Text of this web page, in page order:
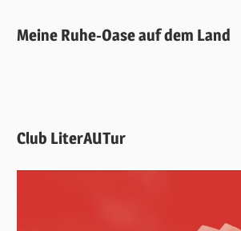
Meine Ruhe-Oase auf dem Land
Club LiterAUTur